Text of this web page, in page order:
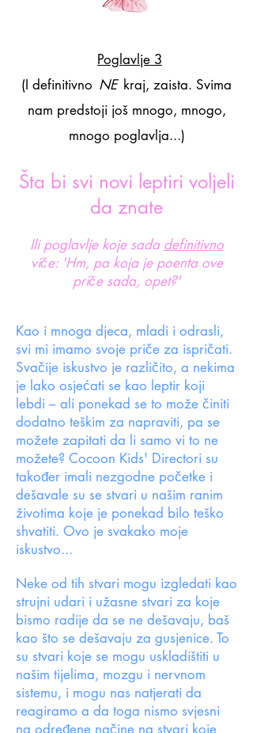
Poglavlje 3
(I definitivno NE kraj, zaista. Svima
nam predstoji još mnogo, mnogo,
mnogo poglavlja...)
Šta bi svi novi leptiri voljeli
da znate
Ili poglavlje koje sada definitivno
viče: 'Hm, pa koja je poenta ove
priče sada, opet?'
Kao i mnoga djeca, mladi i odrasli,
svi mi imamo svoje priče za ispričati.
Svačije iskustvo je različito, a nekima
je lako osjećati se kao leptir koji
lebdi – ali ponekad se to može činiti
dodatno teškim za napraviti, pa se
možete zapitati da li samo vi to ne
možete? Cocoon Kids' Directori su
također imali nezgodne početke i
dešavale su se stvari u našim ranim
životima koje je ponekad bilo teško
shvatiti. Ovo je svakako moje
iskustvo...
Neke od tih stvari mogu izgledati kao
strujni udari i užasne stvari za koje
bismo radije da se ne dešavaju, baš
kao što se dešavaju za gusjenice. To
su stvari koje se mogu uskladištiti u
našim tijelima, mozgu i nervnom
sistemu, i mogu nas natjerati da
reagiramo a da toga nismo svjesni
na određene načine na stvari koje